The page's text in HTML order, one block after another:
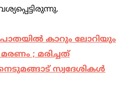
കാറും ലോറിയും
മരണം ; മരിച്ചത്
സ്വദേശികള്‍